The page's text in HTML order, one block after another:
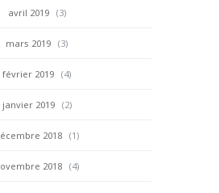
avril 2019 (3)
mars 2019 (3)
février 2019 (4)
janvier 2019 (2)
2018 (1)
2018 (4)